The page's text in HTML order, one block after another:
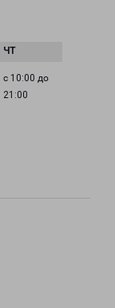
с 10:00 до
21:00